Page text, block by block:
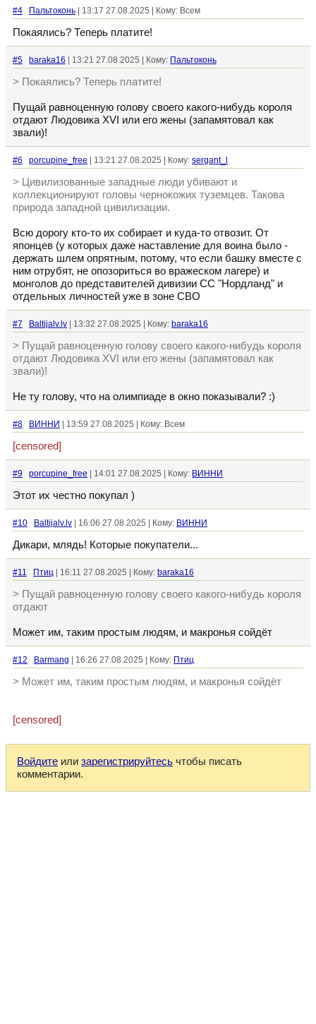
#4 Пальтоконь | 13:17 27.08.2025 | Кому: Всем
Покаялись? Теперь платите!
#5 baraka16 | 13:21 27.08.2025 | Кому: Пальтоконь
> Покаялись? Теперь платите!
Пущай равноценную голову своего какого-нибудь короля
отдают Людовика XVI или его жены (запамятовал как
звали)!
#6 porcupine_free | 13:21 27.08.2025 | Кому: sergant_l
> Цивилизованные западные люди убивают и
коллекционируют головы чернокожих туземцев. Такова
природа западной цивилизации.
Всю дорогу кто-то их собирает и куда-то отвозит. От
японцев (у которых даже наставление для воина было -
держать шлем опрятным, потому, что если башку вместе с
ним отрубят, не опозориться во вражеском лагере) и
монголов до представителей дивизии СС "Нордланд" и
отдельных личностей уже в зоне СВО
#7 Baltijalv.lv | 13:32 27.08.2025 | Кому: baraka16
> Пущай равноценную голову своего какого-нибудь короля
отдают Людовика XVI или его жены (запамятовал как
звали)!
Не ту голову, что на олимпиаде в окно показывали? :)
#8 ВИННИ | 13:59 27.08.2025 | Кому: Всем
[censored]
#9 porcupine_free | 14:01 27.08.2025 | Кому: ВИННИ
Этот их честно покупал )
#10 Baltijalv.lv | 16:06 27.08.2025 | Кому: ВИННИ
Дикари, млядь! Которые покупатели...
#11 Птиц | 16:11 27.08.2025 | Кому: baraka16
> Пущай равноценную голову своего какого-нибудь короля
отдают
Может им, таким простым людям, и макронья сойдёт
#12 Barmang | 16:26 27.08.2025 | Кому: Птиц
> Может им, таким простым людям, и макронья сойдёт
[censored]
Войдите или зарегистрируйтесь чтобы писать
комментарии.